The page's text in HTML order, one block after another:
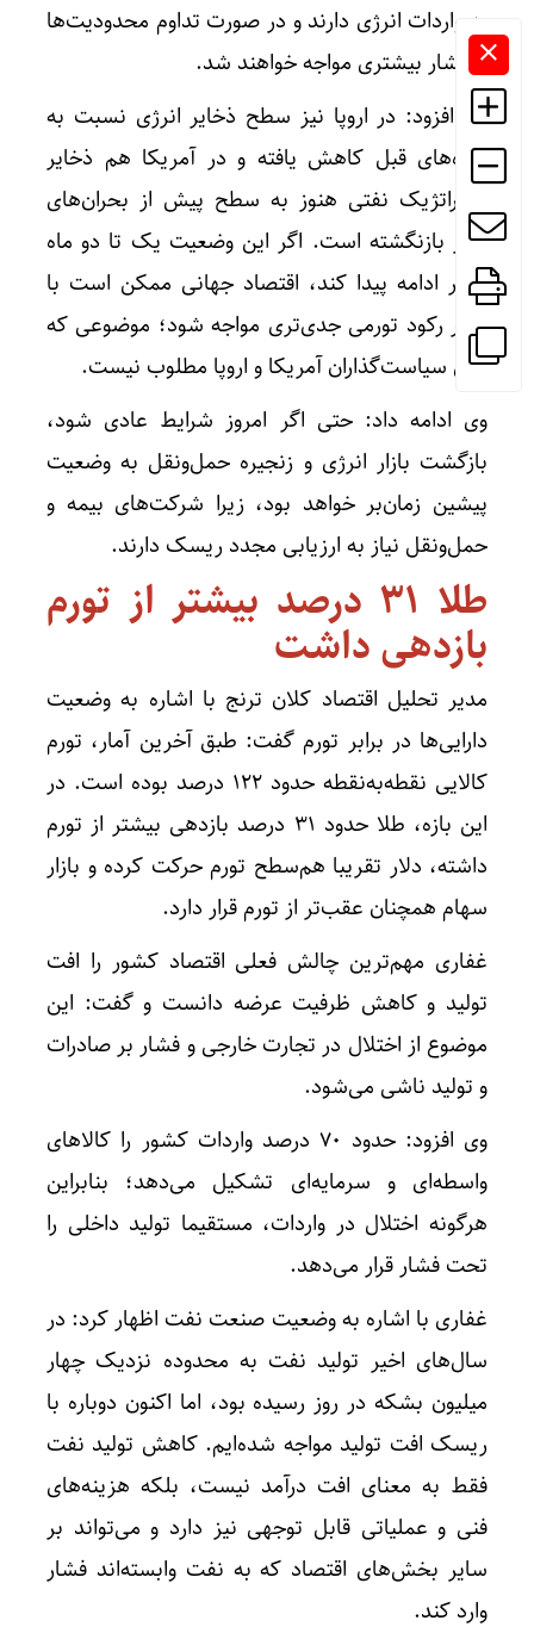
به واردات انرژی دارند و در صورت تداوم محدودیت‌ها
با فشار بیشتری مواجه خواهند شد.
وی افزود: در اروپا نیز سطح ذخایر انرژی نسبت به
دوره‌های قبل کاهش یافته و در آمریکا هم ذخایر
استراتژیک نفتی هنوز به سطح پیش از بحران‌های
اخیر بازنگشته است. اگر این وضعیت یک تا دو ماه
دیگر ادامه پیدا کند، اقتصاد جهانی ممکن است با
خطر رکود تورمی جدی‌تری مواجه شود؛ موضوعی که
برای سیاست‌گذاران آمریکا و اروپا مطلوب نیست.
وی ادامه داد: حتی اگر امروز شرایط عادی شود،
بازگشت بازار انرژی و زنجیره حمل‌ونقل به وضعیت
پیشین زمان‌بر خواهد بود، زیرا شرکت‌های بیمه و
حمل‌ونقل نیاز به ارزیابی مجدد ریسک دارند.
طلا ۳۱ درصد بیشتر از تورم
بازدهی داشت
مدیر تحلیل اقتصاد کلان ترنج با اشاره به وضعیت
دارایی‌ها در برابر تورم گفت: طبق آخرین آمار، تورم
کالایی نقطه‌به‌نقطه حدود ۱۲۲ درصد بوده است. در
این بازه، طلا حدود ۳۱ درصد بازدهی بیشتر از تورم
داشته، دلار تقریبا هم‌سطح تورم حرکت کرده و بازار
سهام همچنان عقب‌تر از تورم قرار دارد.
غفاری مهم‌ترین چالش فعلی اقتصاد کشور را افت
تولید و کاهش ظرفیت عرضه دانست و گفت: این
موضوع از اختلال در تجارت خارجی و فشار بر صادرات
و تولید ناشی می‌شود.
وی افزود: حدود ۷۰ درصد واردات کشور را کالا‌های
واسطه‌ای و سرمایه‌ای تشکیل می‌دهد؛ بنابراین
هرگونه اختلال در واردات، مستقیما تولید داخلی را
تحت فشار قرار می‌دهد.
غفاری با اشاره به وضعیت صنعت نفت اظهار کرد: در
سال‌های اخیر تولید نفت به محدوده نزدیک چهار
میلیون بشکه در روز رسیده بود، اما اکنون دوباره با
ریسک افت تولید مواجه شده‌ایم. کاهش تولید نفت
فقط به معنای افت درآمد نیست، بلکه هزینه‌های
فنی و عملیاتی قابل توجهی نیز دارد و می‌تواند بر
سایر بخش‌های اقتصاد که به نفت وابسته‌اند فشار
وارد کند.